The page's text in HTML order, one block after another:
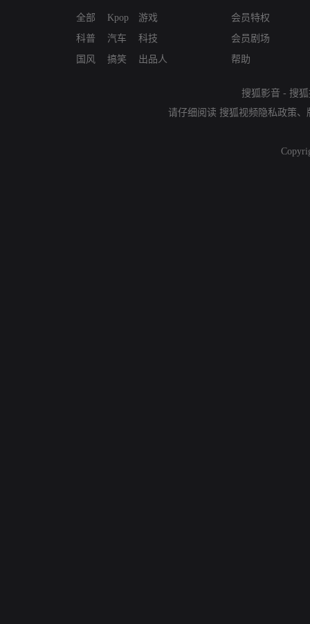
全部
科普
国风
Kpop
汽车
搞笑
游戏
科技
出品人
会员特权
会员剧场
帮助
搜狐影音 - 搜
请仔细阅读 搜狐视频隐私政策、